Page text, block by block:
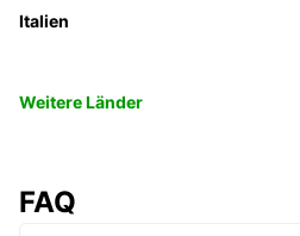
Italien
Weitere Länder
FAQ